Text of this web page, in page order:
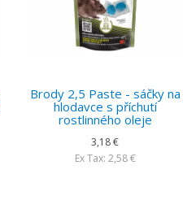
Brody 2,5 Paste - sáčky na
hlodavce s příchutí
rostlinného oleje
3,18 €
Ex Tax: 2,58 €